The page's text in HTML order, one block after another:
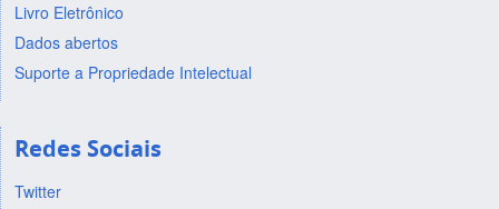
Livro Eletrônico
Dados abertos
Suporte a Propriedade Intelectual
Redes Sociais
Twitter